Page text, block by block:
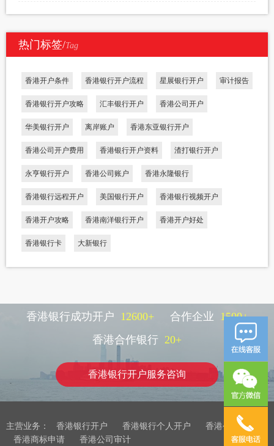
热门标签/Tag
香港开户条件 香港银行开户流程 星展银行开户 审计报告
香港银行开户攻略 汇丰银行开户 香港公司开户
华美银行开户 离岸账户 香港东亚银行开户
香港公司开户费用 香港银行开户资料 渣打银行开户
永亨银行开户 香港公司账户 香港永隆银行
香港银行远程开户 美国银行开户 香港银行视频开户
香港开户攻略 香港南洋银行开户 香港开户好处
香港银行卡 大新银行
香港银行成功开户 12600+ 合作企业 1500+
香港合作银行 20+
香港银行开户服务咨询
主营业务： 香港银行开户 香港银行个人开户
香港公司注册
香港商标申请
香港公司审计